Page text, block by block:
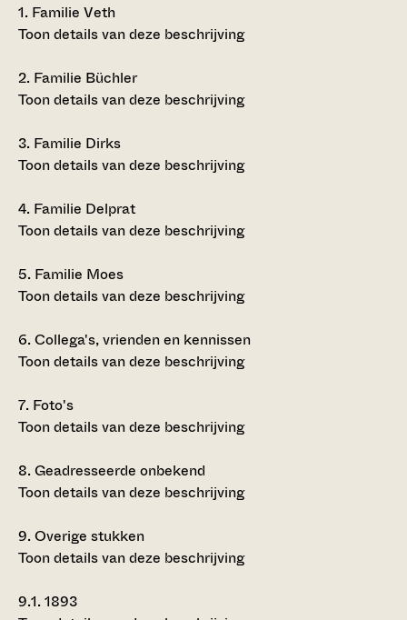
1. Familie Veth
Toon details van deze beschrijving
2. Familie Büchler
Toon details van deze beschrijving
3. Familie Dirks
Toon details van deze beschrijving
4. Familie Delprat
Toon details van deze beschrijving
5. Familie Moes
Toon details van deze beschrijving
6.Collega's, vrienden en kennissen
Toon details van deze beschrijving
7. Foto's
Toon details van deze beschrijving
8.Geadresseerde onbekend
Toon details van deze beschrijving
9.Overige stukken
Toon details van deze beschrijving
9.1.1893